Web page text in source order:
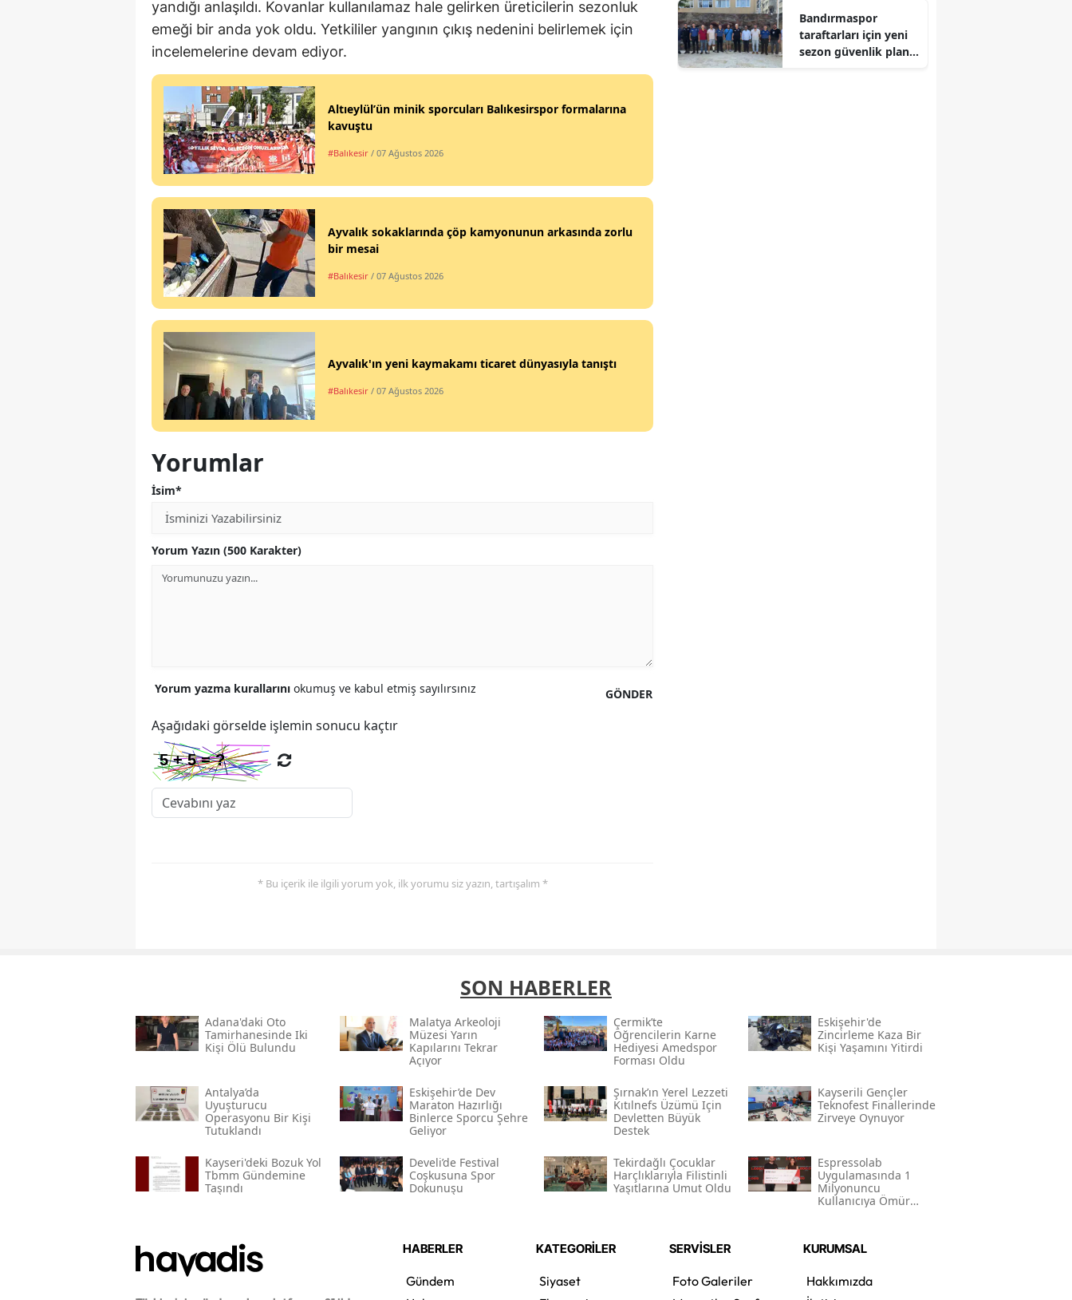
yandığı anlaşıldı. Kovanlar kullanılamaz hale gelirken üreticilerin sezonluk
emeği bir anda yok oldu. Yetkililer yangının çıkış nedenini belirlemek için
incelemelerine devam ediyor.
Altıeylül’ün minik sporcuları Balıkesirspor formalarına
kavuştu
#Balıkesir / 07 Ağustos 2026
Ayvalık sokaklarında çöp kamyonunun arkasında zorlu
bir mesai
#Balıkesir / 07 Ağustos 2026
Ayvalık'ın yeni kaymakamı ticaret dünyasıyla tanıştı
#Balıkesir / 07 Ağustos 2026
Yorumlar
İsim*
Yorum Yazın (500 Karakter)
GÖNDER
Yorum yazma kurallarını okumuş ve kabul etmiş sayılırsınız
Aşağıdaki görselde işlemin sonucu kaçtır
* Bu içerik ile ilgili yorum yok, ilk yorumu siz yazın, tartışalım *
Bandırmaspor
taraftarları için yeni
sezon güvenlik planı
SON HABERLER
Adana'daki Oto
Tamirhanesinde Iki
Kişi Ölü Bulundu
Malatya Arkeoloji
Müzesi Yarın
Kapılarını Tekrar
Açıyor
Çermik’te
Öğrencilerin Karne
Hediyesi Amedspor
Forması Oldu
Eskişehir'de
Zincirleme Kaza Bir
Kişi Yaşamını Yitirdi
Antalya’da
Uyuşturucu
Operasyonu Bir Kişi
Tutuklandı
Eskişehir’de Dev
Maraton Hazırlığı
Binlerce Sporcu Şehre
Geliyor
Şırnak’ın Yerel Lezzeti
Kıtılnefs Üzümü Için
Devletten Büyük
Destek
Kayserili Gençler
Teknofest Finallerinde
Zirveye Oynuyor
Kayseri'deki Bozuk Yol
Tbmm Gündemine
Taşındı
Develi’de Festival
Coşkusuna Spor
Dokunuşu
Tekirdağlı Çocuklar
Harçlıklarıyla Filistinli
Yaşıtlarına Umut Oldu
Espressolab
Uygulamasında 1
Milyonuncu
Kullanıcıya Ömür
HABERLER
Gündem
KATEGORİLER
Siyaset
SERVİSLER
Foto Galeriler
KURUMSAL
Hakkımızda